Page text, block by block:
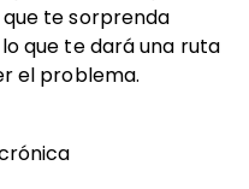
que te sorprenda
que te dará una ruta
el problema.